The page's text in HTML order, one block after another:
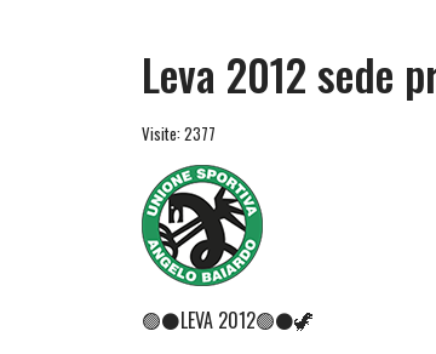
Leva 2012 sede
Visite: 2377
🟢⚫LEVA 2012🟢⚫🦖